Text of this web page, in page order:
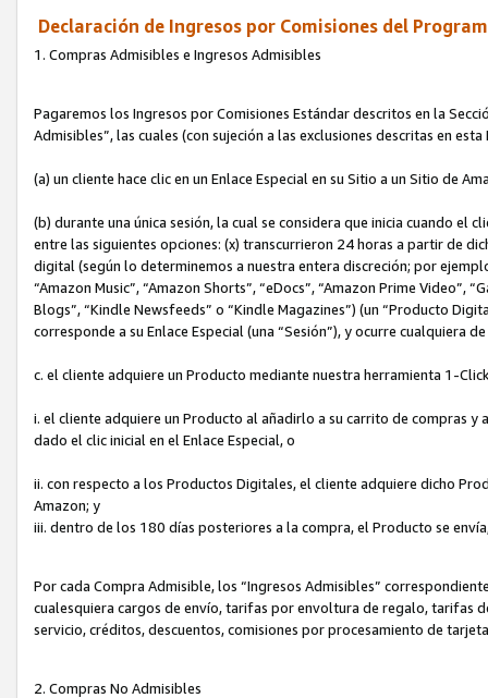
Declaración de Ingresos por Comisiones del
1. Compras Admisibles e Ingresos Admisibles
Pagaremos los Ingresos por Comisiones Estándar descritos en la
Admisibles”, las cuales (con sujeción a las exclusiones descritas en
(a) un cliente hace clic en un Enlace Especial en su Sitio a un Sitio de
(b) durante una única sesión, la cual se considera que inicia cuando el
entre las siguientes opciones: (x) transcurrieron 24 horas a partir de
digital (según lo determinemos a nuestra entera discreción; por
“Amazon Music”, “Amazon Shorts”, “eDocs”, “Amazon Prime Video”,
Blogs”, “Kindle Newsfeeds” o “Kindle Magazines”) (un “Producto
corresponde a su Enlace Especial (una “Sesión”), y ocurre cualquiera
c. el cliente adquiere un Producto mediante nuestra herramienta 1-
i. el cliente adquiere un Producto al añadirlo a su carrito de compras
dado el clic inicial en el Enlace Especial, o
ii. con respecto a los Productos Digitales, el cliente adquiere dicho
Amazon; y
iii. dentro de los 180 días posteriores a la compra, el Producto se
Por cada Compra Admisible, los “Ingresos Admisibles”
cualesquiera cargos de envío, tarifas por envoltura de regalo, tarifas
servicio, créditos, descuentos, comisiones por procesamiento de
2. Compras No Admisibles